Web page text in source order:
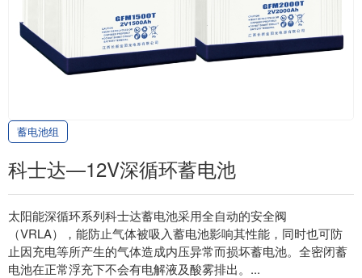
蓄电池组
科士达—12V深循环蓄电池
太阳能深循环系列科士达蓄电池采用全自动的安全阀
（VRLA），能防止气体被吸入蓄电池影响其性能，同时也可防
止因充电等所产生的气体造成内压异常而损坏蓄电池。全密闭蓄
电池在正常浮充下不会有电解液及酸雾排出。...